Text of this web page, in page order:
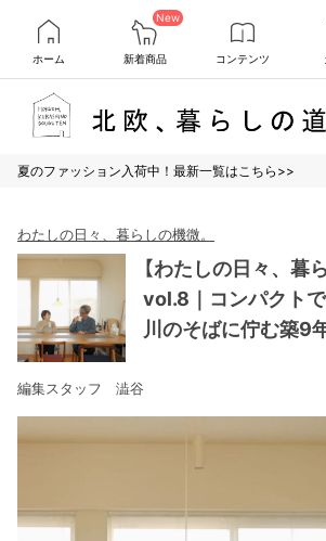
ホーム
New
新着商品 コンテンツ
夏のファッション入荷中！最新一覧はこちら>>
わたしの日々、暮らしの機微。
【わたしの日々、暮
vol.8｜コンパクトで
川のそばに佇む築9
編集スタッフ 澁谷